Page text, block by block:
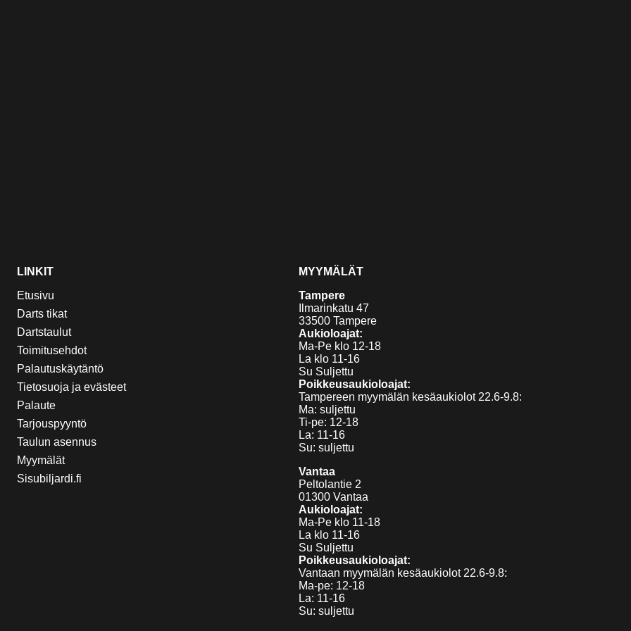
LINKIT
Etusivu
Darts tikat
Dartstaulut
Toimitusehdot
Palautuskäytäntö
Tietosuoja ja evästeet
Palaute
Tarjouspyyntö
Taulun asennus
Myymälät
Sisubiljardi.fi
MYYMÄLÄT
Tampere
Ilmarinkatu 47
33500 Tampere
Aukioloajat:
Ma-Pe klo 12-18
La klo 11-16
Su Suljettu
Poikkeusaukioloajat:
Tampereen myymälän kesäaukiolot 22.6-9.8:
Ma: suljettu
Ti-pe: 12-18
La: 11-16
Su: suljettu
Vantaa
Peltolantie 2
01300 Vantaa
Aukioloajat:
Ma-Pe klo 11-18
La klo 11-16
Su Suljettu
Poikkeusaukioloajat:
Vantaan myymälän kesäaukiolot 22.6-9.8:
Ma-pe: 12-18
La: 11-16
Su: suljettu